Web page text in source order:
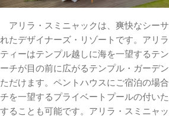
アリラ・スミニャックは、爽快なシー
れたデザイナーズ・リゾートです。アリ
ティーはテンプル越しに海を一望するテ
ーチが目の前に広がるテンプル・ガーデ
ただけます。ペントハウスにご宿泊の場
チを一望するプライベートプールの付い
することも可能です。アリラ・スミニャ